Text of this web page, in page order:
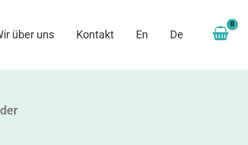
über uns Kontakt En De